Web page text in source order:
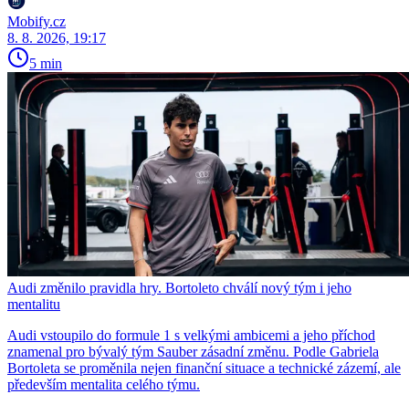
Mobify.cz
8. 8. 2026, 19:17
5 min
Audi změnilo pravidla hry. Bortoleto chválí nový tým i jeho
mentalitu
Audi vstoupilo do formule 1 s velkými ambicemi a jeho příchod
znamenal pro bývalý tým Sauber zásadní změnu. Podle Gabriela
Bortoleta se proměnila nejen finanční situace a technické zázemí, ale
především mentalita celého týmu.